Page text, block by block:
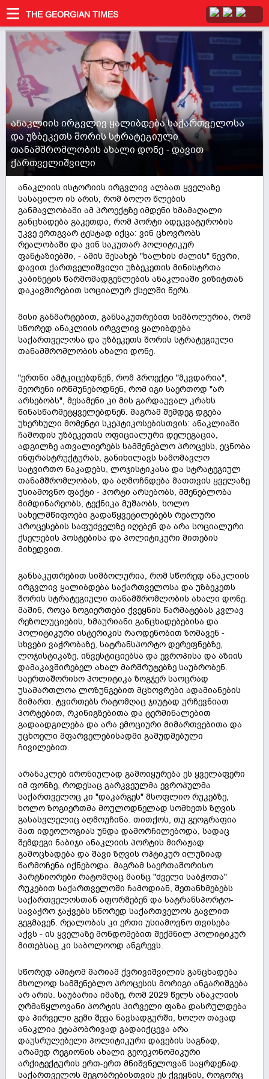
THE GEORGIAN TIMES
ანაკლიის ირგვლივ ყალიბდება საქართველოსა
და უზბეკეთს შორის სტრატეგიული
თანამშრომლობის ახალი დონე - დავით
ქართველიშვილი
ანაკლიის ისტორიის ირგვლივ ალბათ ყველაზე
სასაცილო ის არის, რომ ბოლო წლების
განმავლობაში ამ პროექტზე იმდენი ხმამაღალი
განცხადება გაკეთდა, რომ პორტი ადეკვატურობის
უკვე ერთგვარ ტესტად იქცა: ვინ ცხოვრობს
რეალობაში და ვინ საკუთარ პოლიტიკურ
ფანტაზიებში, - ამის შესახებ "ხალხის ძალის" წევრი,
დავით ქართველიშვილი უზბეკეთის მინისტრთა
კაბინეტის წარმომადგენლების ანაკლიაში ვიზიტთან
დაკავშირებით სოციალურ ქსელში წერს.
მისი განმარტებით, განსაკუთრებით სიმბოლურია, რომ
სწორედ ანაკლიის ირგვლივ ყალიბდება
საქართველოსა და უზბეკეთს შორის სტრატეგიული
თანამშრომლობის ახალი დონე.
"ერთნი ამტკიცებდნენ, რომ პროექტი "მკვდარია",
მეორენი ირწმუნებოდნენ, რომ იგი საერთოდ "არ
არსებობს", მესამენი კი მის გარდაუვალ კრახს
წინასწარმეტყველებდნენ. მაგრამ შემდეგ დგება
უხერხული მომენტი სკეპტიკოსებისთვის: ანაკლიაში
ჩამოდის უზბეკეთის ოფიციალური დელეგაცია,
ადგილზე ათვალიერებს სამშენებლო პროცესს, ეცნობა
ინფრასტრუქტურას, განიხილავს სამომავლო
სატვირთო ნაკადებს, ლოჯისტიკასა და სტრატეგიულ
თანამშრომლობას, და აღმოჩნდება მათთვის ყველაზე
უსიამოვნო ფაქტი - პორტი არსებობს, მშენებლობა
მიმდინარეობს, ტექნიკა მუშაობს, ხოლო
სახელმწიფოები გადაწყვეტილებებს რეალური
პროცესების საფუძველზე იღებენ და არა სოციალური
ქსელების პოსტებისა და პოლიტიკური მითების
მიხედვით.
განსაკუთრებით სიმბოლურია, რომ სწორედ ანაკლიის
ირგვლივ ყალიბდება საქართველოსა და უზბეკეთს
შორის სტრატეგიული თანამშრომლობის ახალი დონე.
მაშინ, როცა ზოგიერთები ქვეყნის წარმატებას კვლავ
რეზოლუციების, ხმაურიანი განცხადებებისა და
პოლიტიკური ისტერიკის რაოდენობით ზომავენ -
სხვები ვაჭრობაზე, სატრანსპორტო დერეფნებზე,
ლოჯისტიკაზე, ინვესტიციებსა და ევროპისა და აზიის
დამაკავშირებელ ახალ მარშრუტებზე საუბრობენ.
საერთაშორისო პოლიტიკა ზოგჯერ საოცრად
უსამართლოა ლოზუნგებით მცხოვრები ადამიანების
მიმართ: ტვირთებს რატომღაც ჯიუტად ურჩევნიათ
პორტებით, რკინიგზებითა და ტერმინალებით
გადაადგილება და არა ემოციური მიმართვებითა და
უცხოელი მფარველებისადმი გამუდმებული
ჩივილებით.
არანაკლებ ირონიულად გამოიყურება ეს ყველაფერი
იმ ფონზე, როდესაც გარკვეულმა ევროპულმა
საქართველოც კი "დაკარგეს" მსოფლიო რუკებზე,
ხოლო ზოგიერთმა მოულოდნელად სომხეთს ზღვის
გასასვლელიც აღმოუჩინა. თითქოს, თუ გეოგრაფია
მათ იდეოლოგიას უნდა დამორჩილებოდა, სადაც
შემდეგი ნაბიჯი ანაკლიის პორტის მირაჟად
გამოცხადება და შავი ზღვის ოპტიკურ ილუზიად
წარმოჩენა იქნებოდა. მაგრამ საერთაშორისო
პარტნიორები რატომღაც მაინც "ძველი საბჭოთა"
რუკებით საქართველოში ჩამოდიან, შეთანხმებებს
საქართველოსთან აფორმებენ და სატრანსპორტო-
სავაჭრო ჯაჭვებს სწორედ საქართველოს გავლით
გეგმავენ. რეალობას კი ერთი უსიამოვნო თვისება
აქვს - ის ყველაზე მონდომებით შექმნილ პოლიტიკურ
მითებსაც კი საბოლოოდ ანგრევს.
სწორედ ამიტომ მარიამ ქვრივიშვილის განცხადება
მხოლოდ სამშენებლო პროცესის მორიგი ანგარიშგება
არ არის. საუბარია იმაზე, რომ 2029 წელს ანაკლიის
ღრმაწყლოვანი პორტის პირველი ფაზა დასრულდება
და პირველი გემი შევა ნავსადგურში, ხოლო თავად
ანაკლია ეტაპობრივად გადაიქცევა არა
დაუსრულებელი პოლიტიკური დავების საგნად,
არამედ რეგიონის ახალი გეოეკონომიკური
არქიტექტურის ერთ-ერთ მნიშვნელოვან საყრდენად.
საქართველოს მეგობრებისთვის ეს ქვეყნის, როგორც